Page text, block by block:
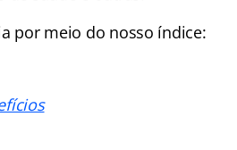
por meio do nosso índice: